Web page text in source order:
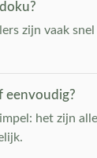
zijn vaak
eenvoudig?
het zijn